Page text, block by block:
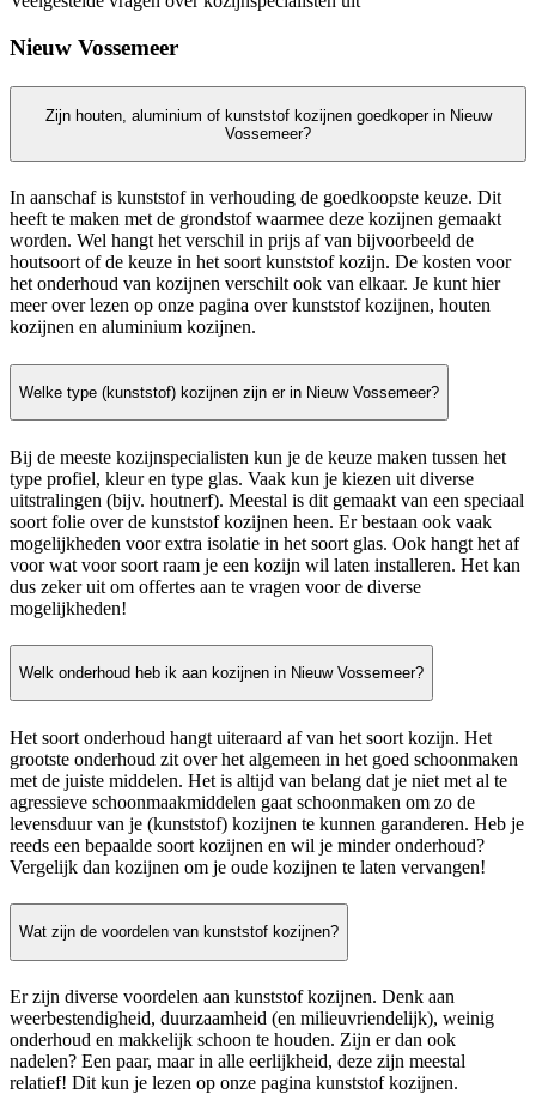
Nieuw Vossemeer
Zijn houten, aluminium of kunststof kozijnen goedkoper in Nieuw
Vossemeer?
In aanschaf is kunststof in verhouding de goedkoopste keuze. Dit
heeft te maken met de grondstof waarmee deze kozijnen gemaakt
worden. Wel hangt het verschil in prijs af van bijvoorbeeld de
houtsoort of de keuze in het soort kunststof kozijn. De kosten voor
het onderhoud van kozijnen verschilt ook van elkaar. Je kunt hier
meer over lezen op onze pagina over kunststof kozijnen, houten
kozijnen en aluminium kozijnen.
Welke type (kunststof) kozijnen zijn er in Nieuw Vossemeer?
Bij de meeste kozijnspecialisten kun je de keuze maken tussen het
type profiel, kleur en type glas. Vaak kun je kiezen uit diverse
uitstralingen (bijv. houtnerf). Meestal is dit gemaakt van een speciaal
soort folie over de kunststof kozijnen heen. Er bestaan ook vaak
mogelijkheden voor extra isolatie in het soort glas. Ook hangt het af
voor wat voor soort raam je een kozijn wil laten installeren. Het kan
dus zeker uit om offertes aan te vragen voor de diverse
mogelijkheden!
Welk onderhoud heb ik aan kozijnen in Nieuw Vossemeer?
Het soort onderhoud hangt uiteraard af van het soort kozijn. Het
grootste onderhoud zit over het algemeen in het goed schoonmaken
met de juiste middelen. Het is altijd van belang dat je niet met al te
agressieve schoonmaakmiddelen gaat schoonmaken om zo de
levensduur van je (kunststof) kozijnen te kunnen garanderen. Heb je
reeds een bepaalde soort kozijnen en wil je minder onderhoud?
Vergelijk dan kozijnen om je oude kozijnen te laten vervangen!
Wat zijn de voordelen van kunststof kozijnen?
Er zijn diverse voordelen aan kunststof kozijnen. Denk aan
weerbestendigheid, duurzaamheid (en milieuvriendelijk), weinig
onderhoud en makkelijk schoon te houden. Zijn er dan ook
nadelen? Een paar, maar in alle eerlijkheid, deze zijn meestal
relatief! Dit kun je lezen op onze pagina kunststof kozijnen.